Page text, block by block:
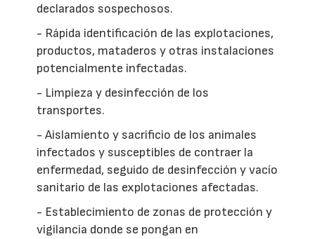
declarados sospechosos.
- Rápida identificación de las explotaciones,
productos, mataderos y otras instalaciones
potencialmente infectadas.
- Limpieza y desinfección de los
transportes.
- Aislamiento y sacrificio de los animales
infectados y susceptibles de contraer la
enfermedad, seguido de desinfección y vacío
sanitario de las explotaciones afectadas.
- Establecimiento de zonas de protección y
vigilancia donde se pongan en